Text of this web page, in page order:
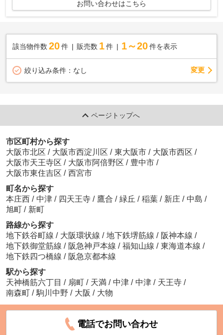
お問い合わせはこちら
該当物件数 20件 販売数 1 件 1～20 件を表示
絞り込み条件： なし 変更
ページトップへ
市区町村から探す
大阪市北区 / 大阪市西淀川区 / 東大阪市 / 大阪市西区 /
大阪市天王寺区 / 大阪市阿倍野区 / 豊中市 /
大阪市東住吉区 / 西宮市
町名から探す
本庄西 / 中津 / 四天王寺 / 鷹合 / 緑丘 / 稲葉 / 新庄 / 中島 /
旭町 / 新町
路線から探す
地下鉄谷町線 / 大阪環状線 / 地下鉄堺筋線 / 阪神本線 /
地下鉄御堂筋線 / 阪急神戸本線 / 福知山線 / 東海道本線 /
地下鉄四つ橋線 / 阪急京都本線
駅から探す
天神橋筋六丁目 / 扇町 / 天満 / 中津 / 中津 / 天王寺 /
南森町 / 駒川中野 / 大阪 / 大物
電話でお問い合わせ